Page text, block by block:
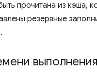
прочитана из кэша,
резервные
выполнения